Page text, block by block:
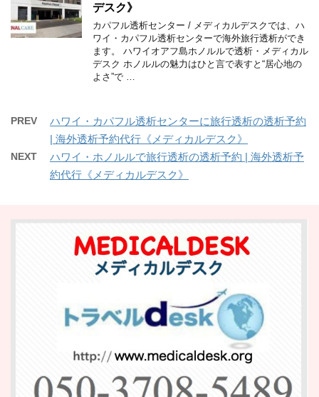
デスク》
カパフル透析センター / メディカルデスクでは、ハ
ワイ・カパフル透析センターで海外旅行透析ができ
ます。 ハワイオアフ島ホノルルで透析・メディカル
デスク ホノルルの魅力はひと言で表すと“居心地の
よさ”で …
PREV
ハワイ・カパフル透析センターに旅行透析の透析予約
| 海外透析予約代行《メディカルデスク》
NEXT
ハワイ・ホノルルで旅行透析の透析予約 | 海外透析予
約代行《メディカルデスク》